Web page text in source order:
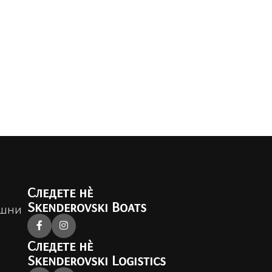
Следете нè
Skenderovski Boats
Следете нè
Skenderovski Logistics